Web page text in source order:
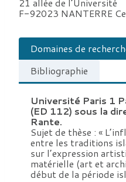
21 allée de l’Université
F-92023 NANTERRE
Domaines de
Bibliographie
Université Paris 1
(ED 112) sous la
Rante.
Sujet de thèse : «
entre les traditions
sur l’expression
matérielle (art et
début de la période